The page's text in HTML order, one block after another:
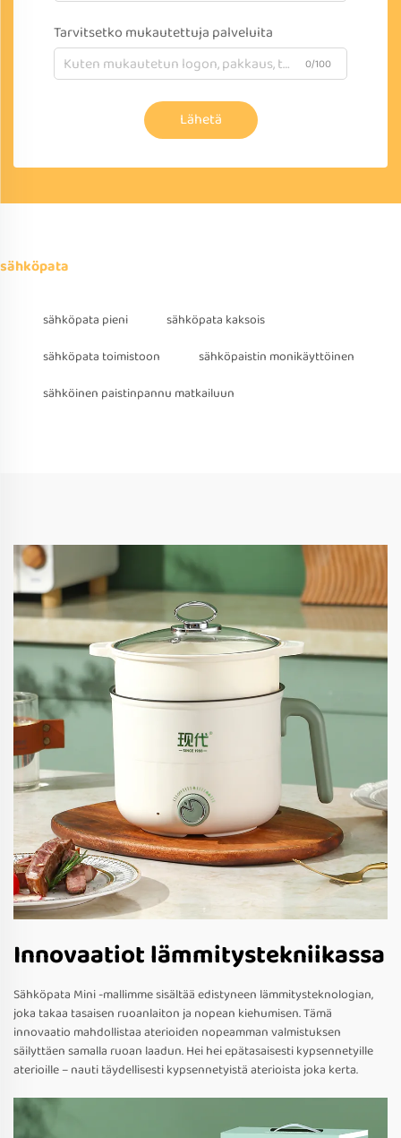
Tarvitsetko mukautettuja palveluita
0/100
Lähetä
sähköpata
sähköpata pieni
sähköpata kaksois
sähköpata toimistoon
sähköpaistin monikäyttöinen
sähköinen paistinpannu matkailuun
Innovaatiot lämmitystekniikassa
Sähköpata Mini -mallimme sisältää edistyneen lämmitysteknologian,
joka takaa tasaisen ruoanlaiton ja nopean kiehumisen. Tämä
innovaatio mahdollistaa aterioiden nopeamman valmistuksen
säilyttäen samalla ruoan laadun. Hei hei epätasaisesti kypsennetyille
aterioille – nauti täydellisesti kypsennetyistä aterioista joka kerta.